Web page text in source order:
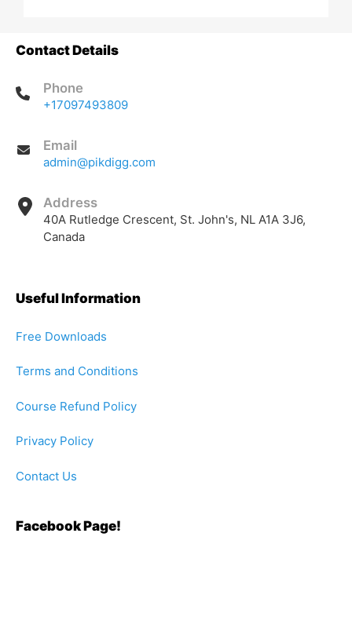
Contact Details
Phone
+17097493809
Email
admin@pikdigg.com
Address
40A Rutledge Crescent, St. John's, NL A1A 3J6,
Canada
Useful Information
Free Downloads
Terms and Conditions
Course Refund Policy
Privacy Policy
Contact Us
Facebook Page!